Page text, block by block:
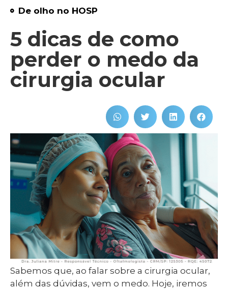
De olho no HOSP
5 dicas de como
perder o medo da
cirurgia ocular
Sabemos que, ao falar sobre a cirurgia ocular,
além das dúvidas, vem o medo. Hoje, iremos